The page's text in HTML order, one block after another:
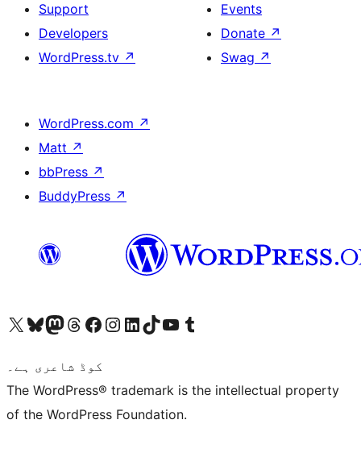
Support
Developers
WordPress.tv ↗
Events
Donate ↗
Swag ↗
WordPress.com ↗
Matt ↗
bbPress ↗
BuddyPress ↗
Visit our X (formerly Twitter) account
ہمارے بلیواسکائی اکاؤنٹ پر جائیں
Visit our Mastodon account
ہمارے ٹھریڈز اکاؤنٹ پر جائیں
Visit our Facebook page
Visit our Instagram account
Visit our LinkedIn account
ہمارے ٹک ٹاک اکاؤنٹ پر جائیں
Visit our YouTube channel
ہمارے ٹمبلر اکاؤنٹ پر جائیں
کوڈ شاعری ہے۔
The WordPress® trademark is the intellectual property
of the WordPress Foundation.